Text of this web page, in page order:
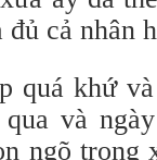
cả nhân
quá khứ
và
ngõ trong